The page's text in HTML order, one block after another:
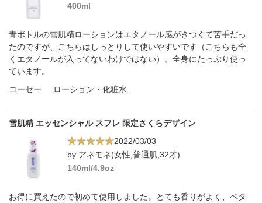
400ml
青ボトルの雪肌精ローションはエタノール感がきつくて苦手だっ
たのですが、こちらはしっとりして使いやすいです（こちらも全
くエタノールが入ってないわけではない）。全身にたっぷり使っ
ています。
コーセー
ローション・化粧水
雪肌精 エッセンシャル スフレ 限定さくらデザイン
2022/03/03
by アネモネ(女性,普通肌,32才)
140ml/4.9oz
お得に買えたので初めて使用しました。とても香りがよく、ベタ